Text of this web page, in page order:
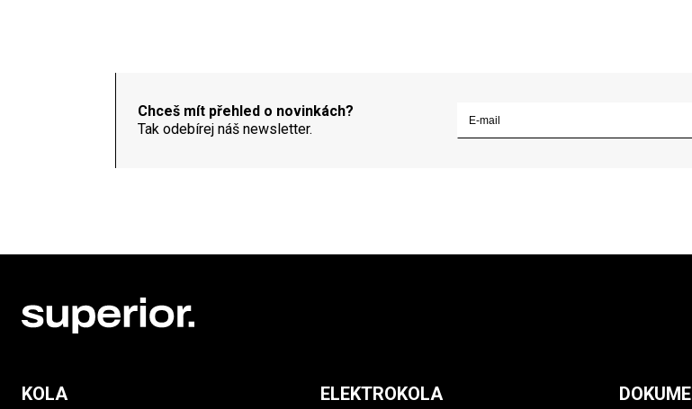
Chceš mít přehled o novinkách?
Tak odebírej náš newsletter.
KOLA ELEKTROKOLA